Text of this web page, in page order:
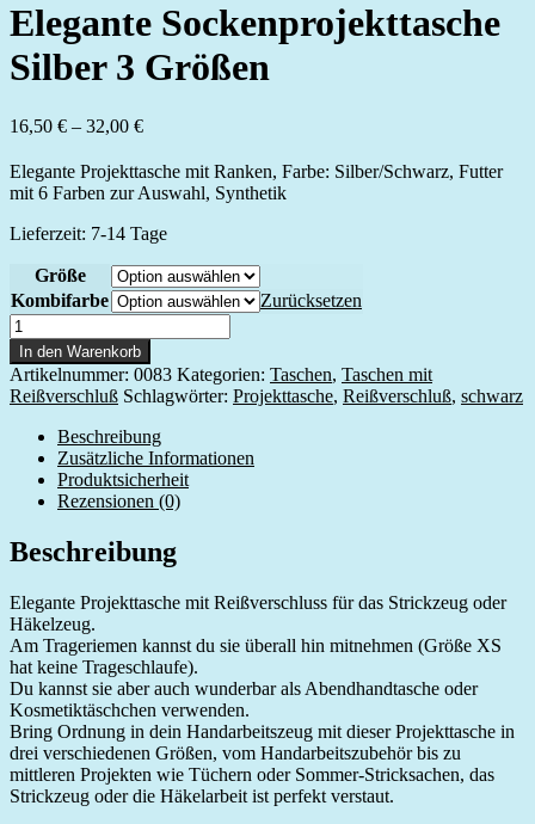
Elegante Sockenprojekttasche
Silber 3 Größen
16,50 € – 32,00 €
Elegante Projekttasche mit Ranken, Farbe: Silber/Schwarz, Futter
mit 6 Farben zur Auswahl, Synthetik
Lieferzeit: 7-14 Tage
Größe
Kombifarbe
Zurücksetzen
Elegante
Sockenprojekttasche
Silber
3
Größen
Menge
In den Warenkorb
Artikelnummer: 0083 Kategorien: Taschen, Taschen mit
Reißverschluß Schlagwörter: Projekttasche, Reißverschluß, schwarz
Beschreibung
Zusätzliche Informationen
Produktsicherheit
Rezensionen (0)
Beschreibung
Elegante Projekttasche mit Reißverschluss für das Strickzeug oder
Häkelzeug.
Am Trageriemen kannst du sie überall hin mitnehmen (Größe XS
hat keine Trageschlaufe).
Du kannst sie aber auch wunderbar als Abendhandtasche oder
Kosmetiktäschchen verwenden.
Bring Ordnung in dein Handarbeitszeug mit dieser Projekttasche in
drei verschiedenen Größen, vom Handarbeitszubehör bis zu
mittleren Projekten wie Tüchern oder Sommer-Stricksachen, das
Strickzeug oder die Häkelarbeit ist perfekt verstaut.